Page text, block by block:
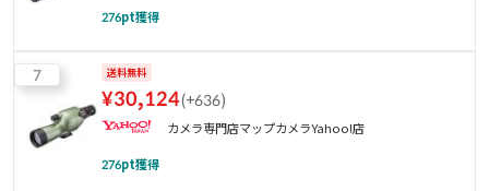
276pt獲得
7 送料無料
¥30,124(+636)
カメラ専門店マップカメラYahoo!店
276pt獲得